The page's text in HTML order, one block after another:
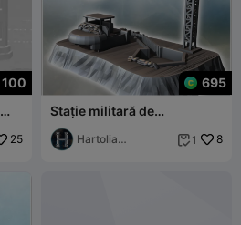
100
25
695
Stație militară de
comunicații cu loc de
tragere și u
Hartolia
 1 8